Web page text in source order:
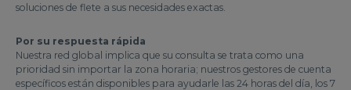
soluciones de flete a sus necesidades exactas.
Por su respuesta rápida
Nuestra red global implica que su consulta se trata como una
prioridad sin importar la zona horaria; nuestros gestores de cuenta
específicos están disponibles para ayudarle las 24 horas del día, los 7